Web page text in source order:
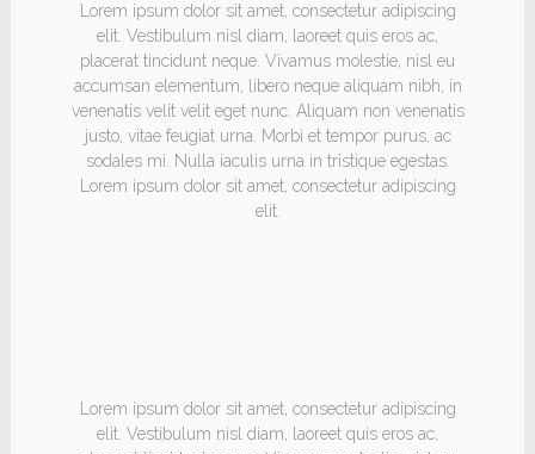
Lorem ipsum dolor sit amet, consectetur adipiscing
elit. Vestibulum nisl diam, laoreet quis eros ac,
placerat tincidunt neque. Vivamus molestie, nisl eu
accumsan elementum, libero neque aliquam nibh, in
venenatis velit velit eget nunc. Aliquam non venenatis
justo, vitae feugiat urna. Morbi et tempor purus, ac
sodales mi. Nulla iaculis urna in tristique egestas.
Lorem ipsum dolor sit amet, consectetur adipiscing
elit.
Lorem ipsum dolor sit amet, consectetur adipiscing
elit. Vestibulum nisl diam, laoreet quis eros ac,